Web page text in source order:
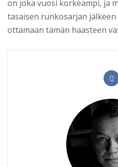
on joka vuosi korkeampi, ja
tasaisen runkosarjan
ottamaan tämän haasteen